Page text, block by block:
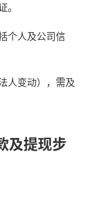
。
个人及公司信
人变动），需及
及提现步